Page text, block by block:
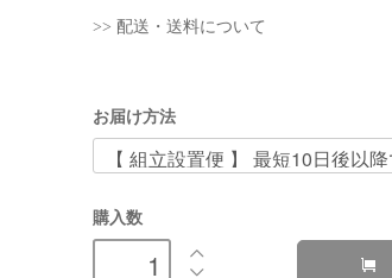
>> 配送・送料について
お届け方法
購入数